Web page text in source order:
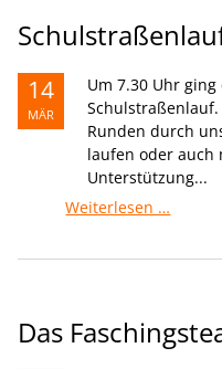
14
MÄR
Um 7.30 Uhr
Runden durch
laufen oder auch
Unterstützung...
Weiterlesen …
Das